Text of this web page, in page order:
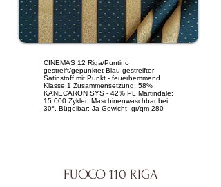
CINEMAS 12 Riga/Puntino
gestreift/gepunktet Blau gestreifter
Satinstoff mit Punkt - feuerhemmend
Klasse 1 Zusammensetzung: 58%
KANECARON SYS - 42% PL Martindale:
15.000 Zyklen Maschinenwaschbar bei
30°. Bügelbar: Ja Gewicht: gr/qm 280
FUOCO 110 RIGA